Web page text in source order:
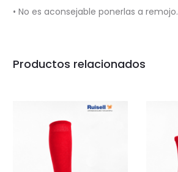
• No es aconsejable ponerlas a remojo.
Productos relacionados